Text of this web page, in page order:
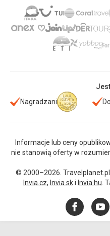
Nagradzani
Informacje lub ceny
nie stanowią oferty w
© 2000–2026.
Invia.cz, Invia.ski Invia.hu .
Facebook